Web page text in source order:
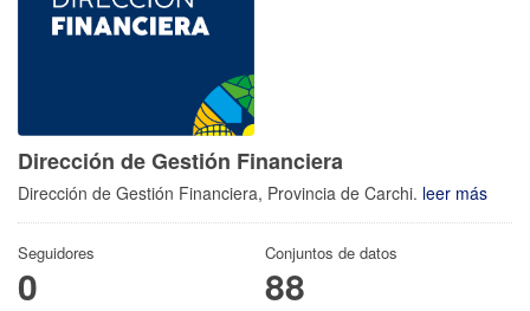
Dirección de Gestión Financiera
Dirección de Gestión Financiera, Provincia de Carchi. leer más
Seguidores
0
Conjuntos de datos
88